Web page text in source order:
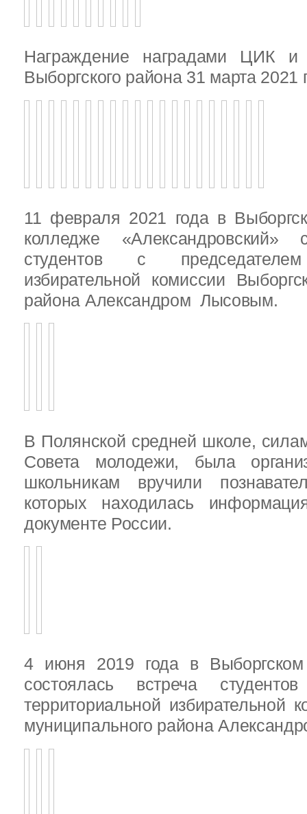
Награждение наградами ЦИК
Выборгского района 31 марта 2021
11 февраля 2021 года в
колледже «Александровский»
студентов с председателем
избирательной комиссии
района Александром Лысовым.
В Полянской средней школе,
Совета молодежи, была
школьникам вручили
которых находилась
документе России.
4 июня 2019 года в
состоялась встреча
территориальной избирательной
муниципального района